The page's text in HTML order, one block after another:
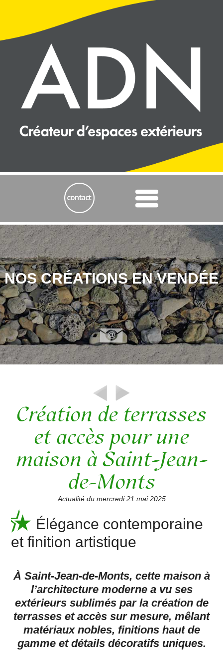
NOS CRÉATIONS EN VENDÉE
Création de terrasses
et accès pour une
maison à Saint-Jean-
de-Monts
Actualité du mercredi 21 mai 2025
Élégance contemporaine
et finition artistique
À Saint-Jean-de-Monts, cette maison à
l’architecture moderne a vu ses
extérieurs sublimés par la création de
terrasses et accès sur mesure, mêlant
matériaux nobles, finitions haut de
gamme et détails décoratifs uniques.